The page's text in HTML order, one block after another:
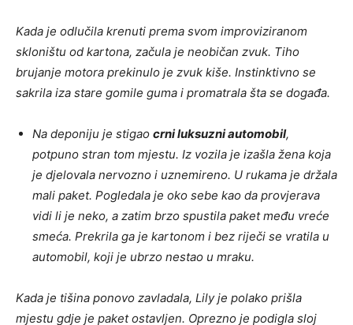
Kada je odlučila krenuti prema svom improviziranom
skloništu od kartona, začula je neobičan zvuk. Tiho
brujanje motora prekinulo je zvuk kiše. Instinktivno se
sakrila iza stare gomile guma i promatrala šta se događa.
Na deponiju je stigao crni luksuzni automobil,
potpuno stran tom mjestu. Iz vozila je izašla žena koja
je djelovala nervozno i uznemireno. U rukama je držala
mali paket. Pogledala je oko sebe kao da provjerava
vidi li je neko, a zatim brzo spustila paket među vreće
smeća. Prekrila ga je kartonom i bez riječi se vratila u
automobil, koji je ubrzo nestao u mraku.
Kada je tišina ponovo zavladala, Lily je polako prišla
mjestu gdje je paket ostavljen. Oprezno je podigla sloj